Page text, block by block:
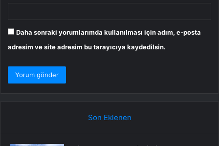
Daha sonraki yorumlarımda kullanılması için adım, e-posta
adresim ve site adresim bu tarayıcıya kaydedilsin.
Son Eklenen